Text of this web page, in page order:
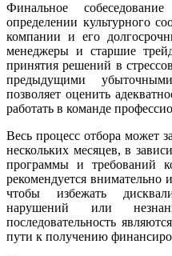
Финальное
определении культурного
компании и его
менеджеры и старшие
принятия решений в
предыдущими
позволяет оценить
работать в команде
Весь процесс отбора может
нескольких месяцев, в
программы и требований
рекомендуется внимательно
чтобы избежать
нарушений или
последовательность
пути к получению